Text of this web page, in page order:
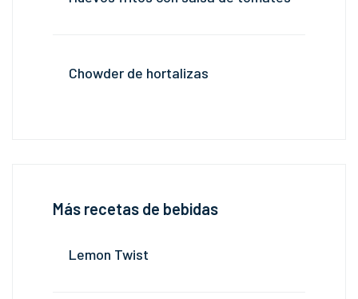
Chowder de hortalizas
Más recetas de bebidas
Lemon Twist